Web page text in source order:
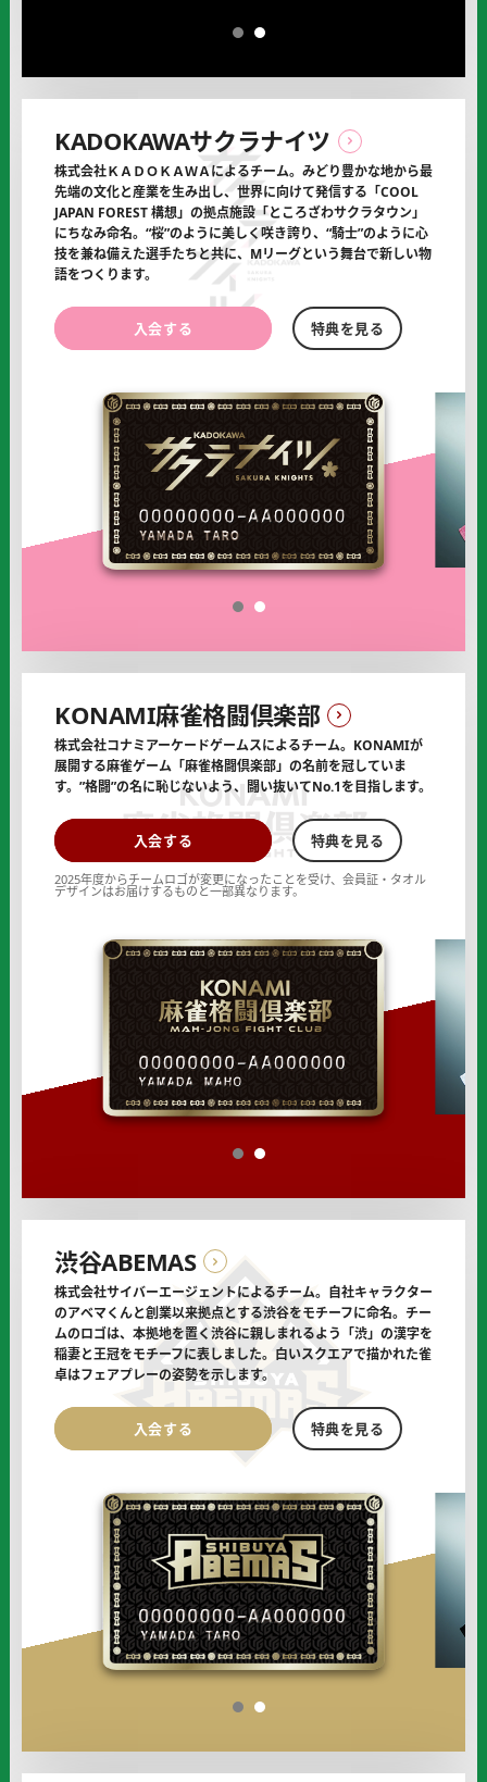
1 2
ー
KADOKAWAサクラナイツ
株式会社ＫＡＤＯＫＡＷＡによるチーム。みどり豊かな地から最
先端の文化と産業を生み出し、世界に向けて発信する「COOL
JAPAN FOREST 構想」の拠点施設「ところざわサクラタウン」
にちなみ命名。“桜”のように美しく咲き誇り、“騎士”のように心
技を兼ね備えた選手たちと共に、Mリーグという舞台で新しい物
語をつくります。
1 2
KADOKAWA
サ
ラ
イ
オ
フ
ィ
ー
ー
に
入会する
KADOKAWA
サ
ラ
イ
ツ
特典を見る
KONAMI麻雀格闘倶楽部
株式会社コナミアーケードゲームスによるチーム。 KONAMIが
展開する麻雀ゲーム「麻雀格闘倶楽部」の名前を冠していま
す。 ”格闘”の名に恥じないよう、闘い抜いてNo.1を目指します。
1 2
KONAMI
麻
雀
闘
倶
オ
フ
ィ
シ
サ
ポ
タ
ー
に
入会する
KONAMI
麻
雀
闘
倶
部
の
特典を見る
2025年度からチームロゴが変更になったことを受け、会員証・タオル
デザインはお届けするものと一部異なります。
渋谷ABEMAS
株式会社サイバーエージェントによるチーム。自社キャラクター
のアベマくんと創業以来拠点とする渋谷をモチーフに命名。チー
ムのロゴは、本拠地を置く渋谷に親しまれるよう 「渋」の漢字を
稲妻と王冠をモチーフに表しました。白いスクエアで描かれた雀
卓はフェアプレーの姿勢を示します。
1 2
渋
谷
の
オ
フ
ィ
シ
ャ
ル
サ
入会する
渋
谷
の
特典を見る